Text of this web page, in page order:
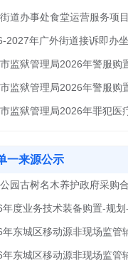
道办事处食堂运营服务项
监狱管理局2026年警服购
监狱管理局2026年警服购
一来源公示
园古树名木养护政府采购
年度业务技术装备购置-规